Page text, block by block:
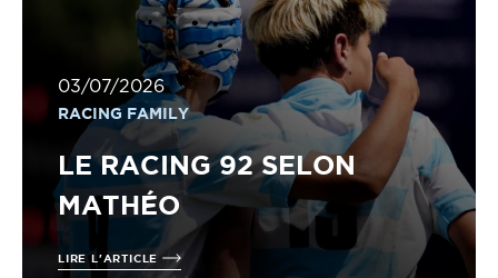
03/07/2026
RACING FAMILY
LE RACING 92 SELON
MATHÉO
LIRE L'ARTICLE